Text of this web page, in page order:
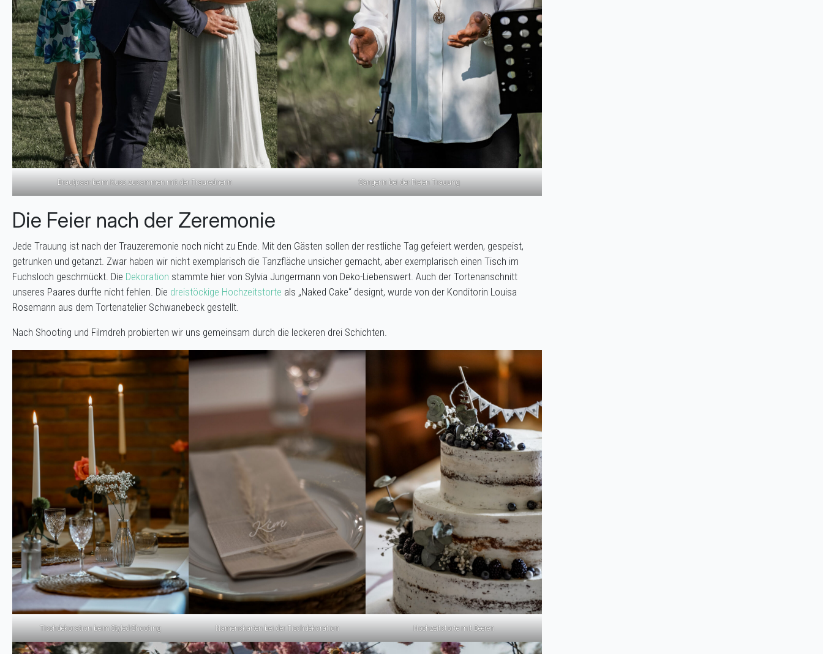
Brautpaar beim Kuss zusammen mit der Traurednerin Sängerin bei der Freien Trauung
Die Feier nach der Zeremonie
Jede Trauung ist nach der Trauzeremonie noch nicht zu Ende. Mit den Gästen sollen der restliche Tag gefeiert werden, gespeist,
getrunken und getanzt. Zwar haben wir nicht exemplarisch die Tanzfläche unsicher gemacht, aber exemplarisch einen Tisch im
Fuchsloch geschmückt. Die Dekoration stammte hier von Sylvia Jungermann von Deko-Liebenswert. Auch der Tortenanschnitt
unseres Paares durfte nicht fehlen. Die dreistöckige Hochzeitstorte als „Naked Cake“ designt, wurde von der Konditorin Louisa
Rosemann aus dem Tortenatelier Schwanebeck gestellt.
Nach Shooting und Filmdreh probierten wir uns gemeinsam durch die leckeren drei Schichten.
Tischdekoration beim Styled-Shooting Namenskarten bei der Tischdekoration Hochzeitstorte mit Beeren